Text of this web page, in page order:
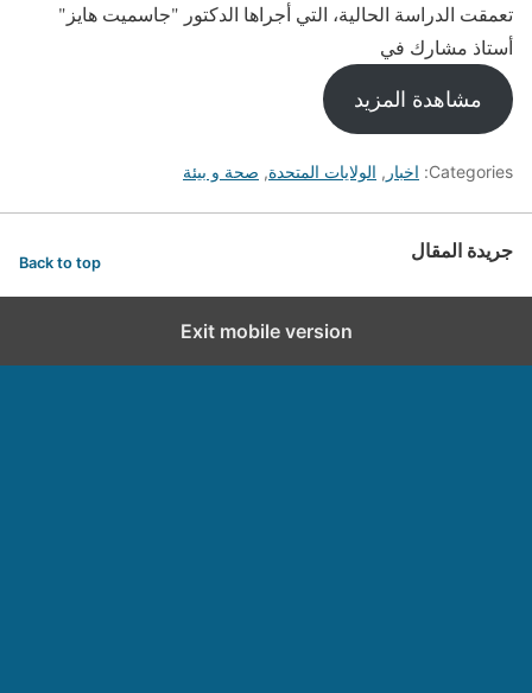
تعمقت الدراسة الحالية، التي أجراها الدكتور "جاسميت هايز"
أستاذ مشارك في
مشاهدة المزيد
Categories: اخبار , الولايات المتحدة, صحة و بيئة
جريدة المقال Back to top
Exit mobile version